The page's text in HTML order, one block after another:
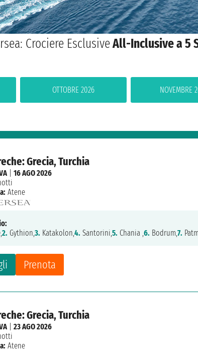
Crociere EsclusiveAll-Inclusive a 5
OTTOBRE 2026 NOVEMBRE
Grecia, Turchia
Prenota
16 AGO 2026
Atene
2. Gythion, 3. Katakolon, 4. Santorini, 5. Chania , 6. Bodrum, 7.
Grecia, Turchia
23 AGO 2026
Atene